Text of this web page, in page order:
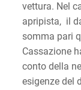
vettura. Nel
apripista, il
somma pari
Cassazione
conto della
esigenze del